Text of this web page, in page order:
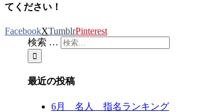
てください！
FacebookXTumblrPinterest
検索 …
最近の投稿
6月 名人 指名ランキング